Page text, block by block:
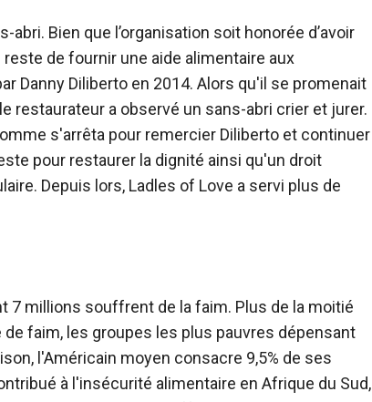
Bien que l’organisation soit honorée d’avoir
de fournir une aide alimentaire aux
Danny Diliberto en 2014. Alors qu'il se promenait
restaurateur a observé un sans-abri crier et jurer.
s'arrêta pour remercier Diliberto et continuer
pour restaurer la dignité ainsi qu'un droit
Depuis lors, Ladles of Love a servi plus de
7 millions souffrent de la faim. Plus de la moitié
faim, les groupes les plus pauvres dépensant
l'Américain moyen consacre 9,5% de ses
à l'insécurité alimentaire en Afrique du Sud,